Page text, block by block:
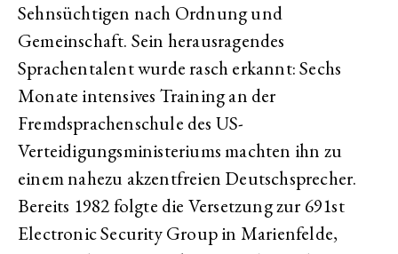
Sehnsüchtigen nach Ordnung und
Gemeinschaft. Sein herausragendes
Sprachentalent wurde rasch erkannt: Sechs
Monate intensives Training an der
Fremdsprachenschule des US-
Verteidigungsministeriums machten ihn zu
einem nahezu akzentfreien Deutschsprecher.
Bereits 1982 folgte die Versetzung zur 691st
Electronic Security Group in Marienfelde,